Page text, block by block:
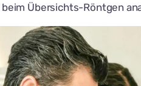
beim Übersichts-Röntgen